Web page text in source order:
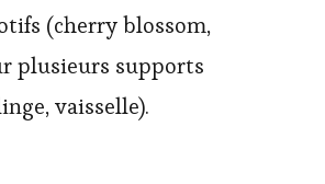
(cherry blossom,
plusieurs supports
vaisselle).